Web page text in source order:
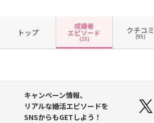
トップ
成婚者
エピソード
(25)
クチコミ
(95)
キャンペーン情報、
リアルな婚活エピソードを
SNSからもGETしよう！